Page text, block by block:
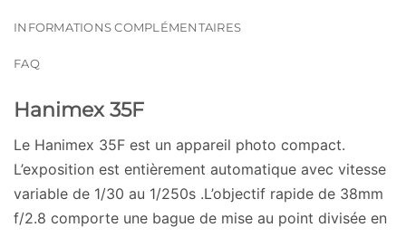
INFORMATIONS COMPLÉMENTAIRES
FAQ
Hanimex 35F
Le Hanimex 35F est un appareil photo compact.
L’exposition est entièrement automatique avec vitesse
variable de 1/30 au 1/250s .L’objectif rapide de 38mm
f/2.8 comporte une bague de mise au point divisée en